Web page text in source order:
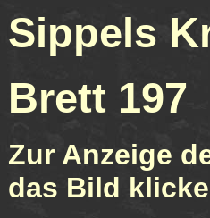
Sippels
Zur Anzeige
das Bild